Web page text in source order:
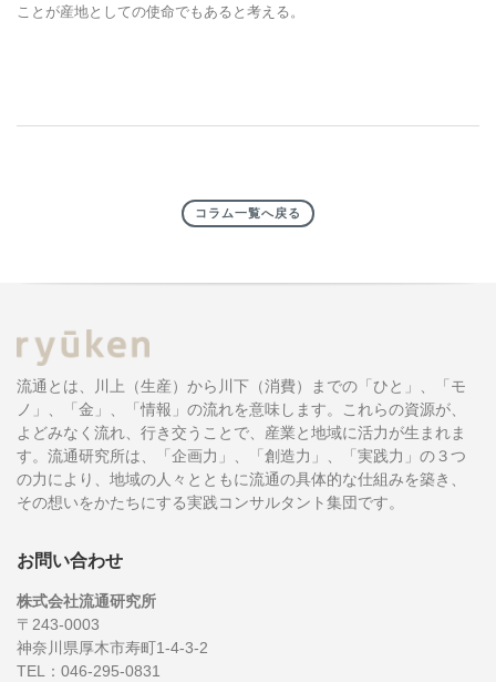
ことが産地としての使命でもあると考える。
コラム一覧へ戻る
流通とは、川上（生産）から川下（消費）までの「ひと」、「モ
ノ」、「金」、「情報」の流れを意味します。これらの資源が、
よどみなく流れ、行き交うことで、産業と地域に活力が生まれま
す。流通研究所は、「企画力」、「創造力」、「実践力」の３つ
の力により、地域の人々とともに流通の具体的な仕組みを築き、
その想いをかたちにする実践コンサルタント集団です。
お問い合わせ
株式会社流通研究所
〒243-0003
神奈川県厚木市寿町1-4-3-2
TEL：046-295-0831